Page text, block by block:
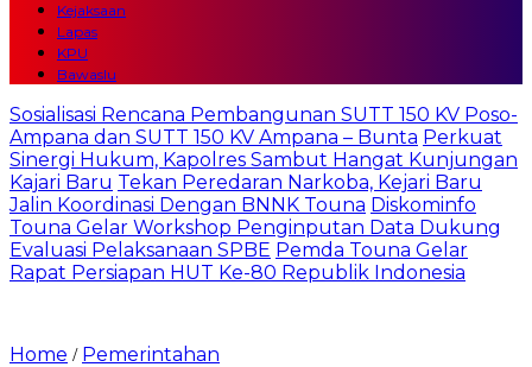
Kejaksaan
Lapas
KPU
Bawaslu
Sosialisasi Rencana Pembangunan SUTT 150 KV Poso-
Ampana dan SUTT 150 KV Ampana – Bunta Perkuat
Sinergi Hukum, Kapolres Sambut Hangat Kunjungan
Kajari Baru Tekan Peredaran Narkoba, Kejari Baru
Jalin Koordinasi Dengan BNNK Touna Diskominfo
Touna Gelar Workshop Penginputan Data Dukung
Evaluasi Pelaksanaan SPBE Pemda Touna Gelar
Rapat Persiapan HUT Ke-80 Republik Indonesia
Home / Pemerintahan